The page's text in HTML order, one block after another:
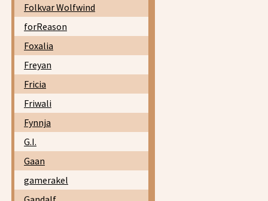
Folkvar Wolfwind
forReason
Foxalia
Freyan
Fricia
Friwali
Fynnja
G.I.
Gaan
gamerakel